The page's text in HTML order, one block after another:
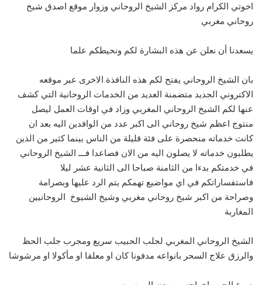
اخوتي الكرام رواد مركز الشيخ الروحاني وزوار موقع اصدق شيخ
روحاني مغربي
يسعدنا أن نعلن عن هذه البشارة لكم ونحيطكم علما
بان الشيخ الروحاني يفتح لكم هذه النافذة الاخرى عبر موقعه
الاكتروني الجديد متضمنة العديد من الخدمات الروحانية التي كشف
عنها لكم الشيخ الروحاني المغربي وزاد في اوقات العمل ليصل
منتوج اعظم شيخ روحاني الى اكبر عدد من الوافدين اليه بعد ان
كانت خدماته منحصرة على فئة قليلة من الناس بينما كثير من الذين
يطلبون خدماته لا يصلون اليه من الان فصاعدا فـــ الشيخ الروحاني
في خدمتكم بدءا من الثامنة صباحا الى الثانية عشر ليلا
فاستفساراتكم في اي مواضيع تهمكم يتم الرد عليها وبصرامة
وصراحة من اكبر شيخ روحاني مغربي وشيخ الشيوخ الروحانيين
المغاربة
الشيخ الروحاني المغربي لجلب الحبيب سريع ومجرب جلب الحظ
والرزق علاج السحر بانواعه مدفونا كان او معلقا او مأكولا او مرشوشا